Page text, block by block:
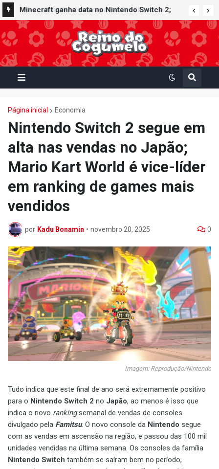
Minecraft ganha data no Nintendo Switch 2;
Super Mario Mash-Up receberá atualização
gráfica exclusiva
Página inicial Economia
Nintendo Switch 2 segue em
alta nas vendas no Japão;
Mario Kart World é vice-líder
em ranking de games mais
vendidos
por Kadu Bonamin • novembro 20, 2025 0
Imagem: Reprodução/Nintendo
Tudo indica que este final de ano será extremamente positivo
para o Nintendo Switch 2 no Japão, ao menos é isso que
indica o novo rankingsemanal de vendas de consoles
divulgado pela Famitsu. O novo console da Nintendo segue
com as vendas em ascensão na região, e passou das 100 mil
unidades vendidas na última semana. Os consoles da família
Nintendo Switch também se saíram bem no período,